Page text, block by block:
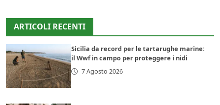
ARTICOLI RECENTI
Sicilia da record per le tartarughe marine:
il Wwf in campo per proteggere i nidi
7 Agosto 2026